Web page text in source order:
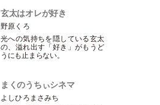
玄太はオレが好き
野原くろ
光への気持ちを隠している玄太
の、溢れ出す 「好き 」がもうど
うにも止まらない。
まくのうちぃシネマ
よしひろまさみち